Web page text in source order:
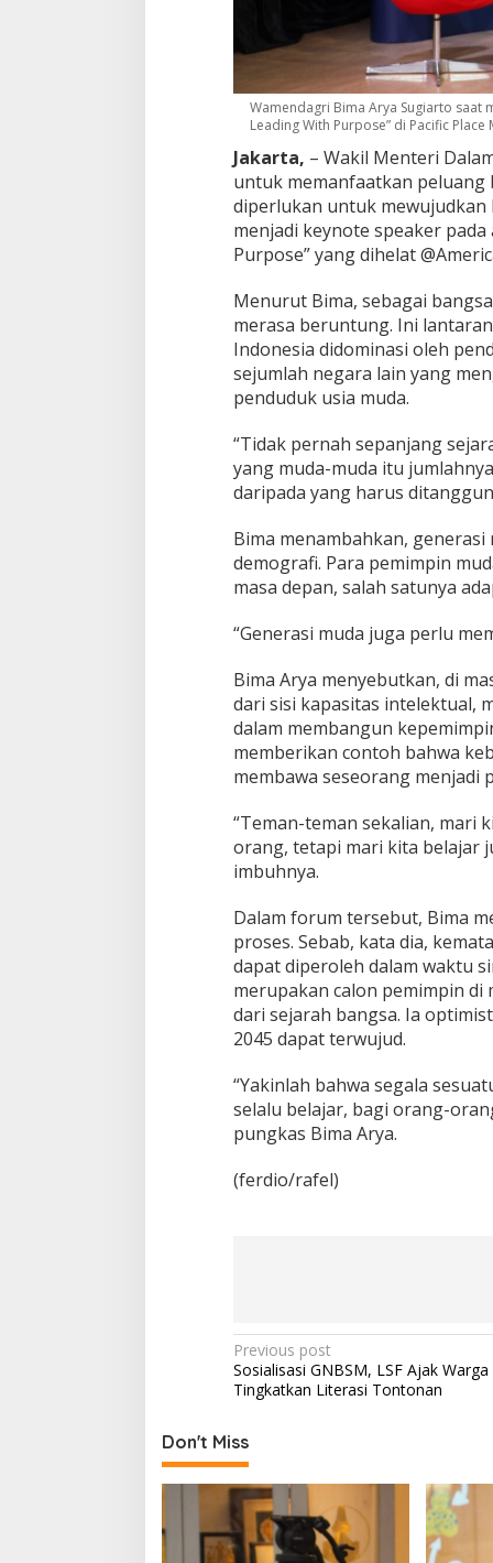
a
:
G
e
n
r
a
s
i
M
a
P
e
r
l
u
u
n
y
a
k
i
l
l
K
e
e
m
i
m
p
i
a
n
a
a
n
g
Wamendagri Bima Arya Sugiarto saat
Leading With Purpose” di Pacific Place
Jakarta, – Wakil Menteri
untuk memanfaatkan
diperlukan untuk mewujudkan
menjadi keynote speaker
Purpose” yang dihelat
Menurut Bima, sebagai
merasa beruntung. Ini
Indonesia didominasi oleh
sejumlah negara lain yang
penduduk usia muda.
“Tidak pernah sepanjang
yang muda-muda itu
daripada yang harus
Bima menambahkan,
demografi. Para pemimpin
masa depan, salah satunya
“Generasi muda juga perlu
Bima Arya menyebutkan, di
dari sisi kapasitas intelektual,
dalam membangun
memberikan contoh bahwa
membawa seseorang menjadi
“Teman-teman sekalian, mari
orang, tetapi mari kita belajar
imbuhnya.
Dalam forum tersebut, Bima
proses. Sebab, kata dia,
dapat diperoleh dalam waktu
merupakan calon pemimpin di
dari sejarah bangsa. Ia
2045 dapat terwujud.
“Yakinlah bahwa segala
selalu belajar, bagi orang-
pungkas Bima Arya.
(ferdio/rafel)
P
o
t
n
a
v
Previous post
Sosialisasi GNBSM, LSF Ajak
Tingkatkan Literasi Tontonan
Don't Miss